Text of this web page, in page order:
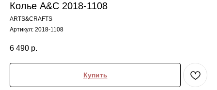
Колье A&C 2018-1108
ARTS&CRAFTS
Артикул: 2018-1108
6 490 р.
Купить